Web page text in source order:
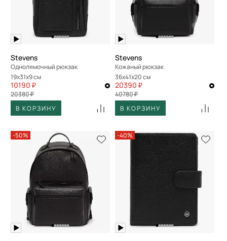
Stevens
Однолямочный рюкзак
19x31x9 см
10190 ₽
20380 ₽
В КОРЗИНУ
Stevens
Кожаный рюкзак
36x41x20 см
20390 ₽
40780 ₽
В КОРЗИНУ
-50% -40%